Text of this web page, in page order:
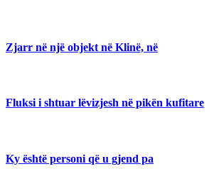
Zjarr në një objekt në Klinë, në
Fluksi i shtuar lëvizjesh në pikën kufitare
Ky është personi që u gjend pa